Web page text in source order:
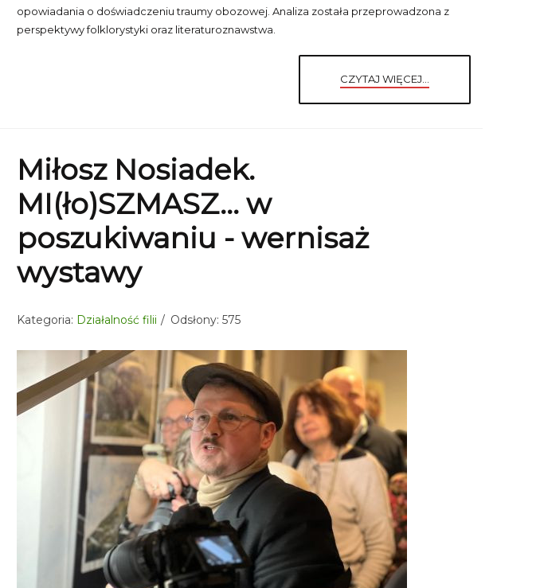
opowiadania o doświadczeniu traumy obozowej. Analiza została przeprowadzona z
perspektywy folklorystyki oraz literaturoznawstwa.
CZYTAJ WIĘCEJ...
Miłosz Nosiadek.
MI(ło)SZMASZ… w
poszukiwaniu - wernisaż
wystawy
Kategoria: Działalność filii Odsłony: 575